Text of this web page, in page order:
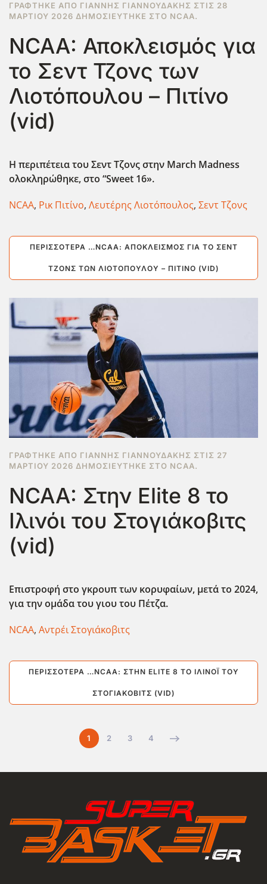
ΓΡΆΦΤΗΚΕ ΑΠΌ ΓΙΆΝΝΗΣ ΓΙΑΝΝΟΥΔΆΚΗΣ ΣΤΙΣ 28
ΜΑΡΤΊΟΥ 2026 ΔΗΜΟΣΙΕΎΤΗΚΕ ΣΤΟ NCAA.
NCAA: Αποκλεισμός για
το Σεντ Τζονς των
Λιοτόπουλου – Πιτίνο
(vid)
Η περιπέτεια του Σεντ Τζονς στην March Madness
ολοκληρώθηκε, στο “Sweet 16».
NCAA, Ρικ Πιτίνο, Λευτέρης Λιοτόπουλος, Σεντ Τζονς
ΠΕΡΙΣΣΌΤΕΡΑ …NCAA: ΑΠΟΚΛΕΙΣΜΌΣ ΓΙΑ ΤΟ ΣΕΝΤ
ΤΖΟΝΣ ΤΩΝ ΛΙΟΤΌΠΟΥΛΟΥ – ΠΙΤΊΝΟ (VID)
ΓΡΆΦΤΗΚΕ ΑΠΌ ΓΙΆΝΝΗΣ ΓΙΑΝΝΟΥΔΆΚΗΣ ΣΤΙΣ 27
ΜΑΡΤΊΟΥ 2026 ΔΗΜΟΣΙΕΎΤΗΚΕ ΣΤΟ NCAA.
NCAA: Στην Elite 8 το
Ιλινόι του Στογιάκοβιτς
(vid)
Επιστροφή στο γκρουπ των κορυφαίων, μετά το 2024,
για την ομάδα του γιου του Πέτζα.
NCAA, Αντρέι Στογιάκοβιτς
ΠΕΡΙΣΣΌΤΕΡΑ …NCAA: ΣΤΗΝ ELITE 8 ΤΟ ΙΛΙΝΌΙ ΤΟΥ
ΣΤΟΓΙΆΚΟΒΙΤΣ (VID)
1 2 3 4